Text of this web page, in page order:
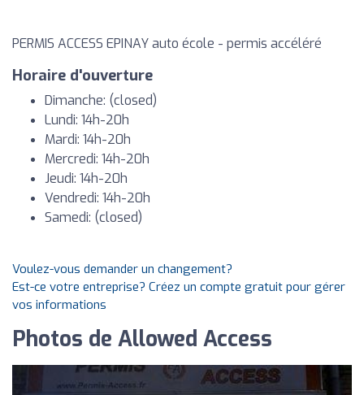
PERMIS ACCESS EPINAY auto école - permis accéléré
Horaire d'ouverture
Dimanche: (closed)
Lundi: 14h-20h
Mardi: 14h-20h
Mercredi: 14h-20h
Jeudi: 14h-20h
Vendredi: 14h-20h
Samedi: (closed)
Voulez-vous demander un changement?
Est-ce votre entreprise? Créez un compte gratuit pour gérer
vos informations
Photos de Allowed Access